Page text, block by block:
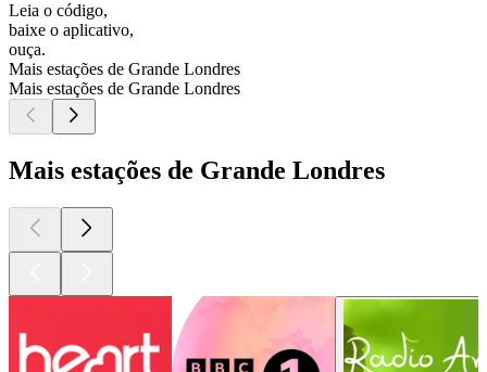
Leia o código,
baixe o aplicativo,
ouça.
Mais estações de Grande Londres
Mais estações de Grande Londres
Mais estações de Grande Londres